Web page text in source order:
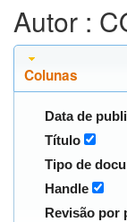
Autor :
Colunas
Data de
Título
Tipo de
Handle
Revisão por